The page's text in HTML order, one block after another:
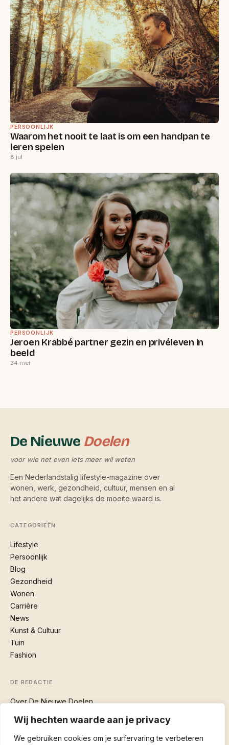
Wij hechten waarde aan je privacy
We gebruiken cookies om je surfervaring te verbeteren
PERSOONLIJK
Waarom het nooit te laat is om een handpan te
leren spelen
8 jul
PERSOONLIJK
Jeroen Krabbé partner gezin en privéleven in
beeld
24 mei
De Nieuwe Doelen
voor wie net even iets meer wil weten
Een Nederlandstalig lifestyle-magazine over
wonen, werk, gezondheid, cultuur, mensen en al
het andere wat dagelijks de moeite waard is.
CATEGORIEËN
Lifestyle
Persoonlijk
Blog
Gezondheid
Wonen
Carrière
News
Kunst & Cultuur
Tuin
Fashion
DE REDACTIE
Over De Nieuwe Doelen
VOLG